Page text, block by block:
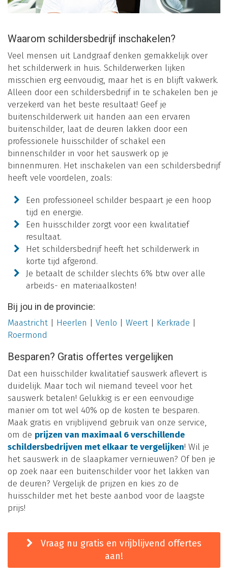
Waarom schildersbedrijf inschakelen?
Veel mensen uit Landgraaf denken gemakkelijk over
het schilderwerk in huis. Schilderwerken lijken
misschien erg eenvoudig, maar het is en blijft vakwerk.
Alleen door een schildersbedrijf in te schakelen ben je
verzekerd van het beste resultaat! Geef je
buitenschilderwerk uit handen aan een ervaren
buitenschilder, laat de deuren lakken door een
professionele huisschilder of schakel een
binnenschilder in voor het sauswerk op je
binnenmuren. Het inschakelen van een schildersbedrijf
heeft vele voordelen, zoals:
Een professioneel schilder bespaart je een hoop
tijd en energie.
Een huisschilder zorgt voor een kwalitatief
resultaat.
Het schildersbedrijf heeft het schilderwerk in
korte tijd afgerond.
Je betaalt de schilder slechts 6% btw over alle
arbeids- en materiaalkosten!
Bij jou in de provincie:
Maastricht Heerlen Venlo Weert Kerkrade
Roermond
Besparen? Gratis offertes vergelijken
Dat een huisschilder kwalitatief sauswerk aflevert is
duidelijk. Maar toch wil niemand teveel voor het
sauswerk betalen! Gelukkig is er een eenvoudige
manier om tot wel 40% op de kosten te besparen.
Maak gratis en vrijblijvend gebruik van onze service,
om de prijzen van maximaal 6 verschillende
schildersbedrijven met elkaar te vergelijken! Wil je
het sauswerk in de slaapkamer vernieuwen? Of ben je
op zoek naar een buitenschilder voor het lakken van
de deuren? Vergelijk de prijzen en kies zo de
huisschilder met het beste aanbod voor de laagste
prijs!
Vraag nu gratis en vrijblijvend offertes
aan!